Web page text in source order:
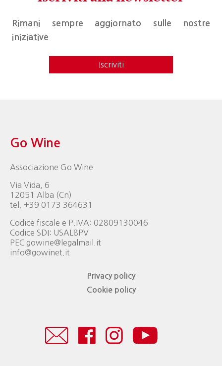
Rimani sempre aggiornato sulle nostre
iniziative
Iscriviti
Go Wine
Associazione Go Wine
Via Vida, 6
12051 Alba (Cn)
tel. +39 0173 364631
Codice fiscale e P.IVA: 02809130046
Codice SDI: USAL8PV
PEC gowine@legalmail.it
info@gowinet.it
Privacy policy
Cookie policy